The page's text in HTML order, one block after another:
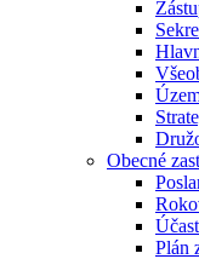
Obecné
Plán